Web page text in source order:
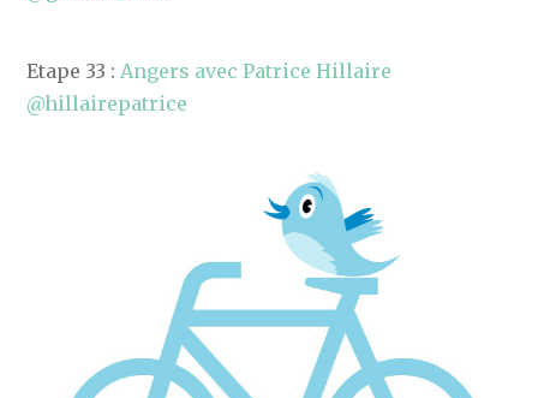
Etape 33 :Angers avec Patrice Hillaire
@hillairepatrice